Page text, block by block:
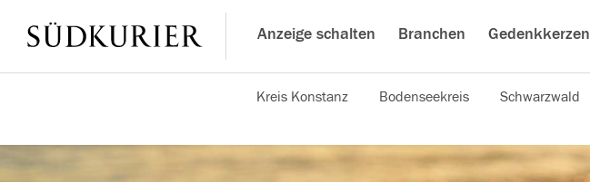
Anzeige schalten Branchen Gedenkkerzen
Kreis Konstanz Bodenseekreis Schwarzwald